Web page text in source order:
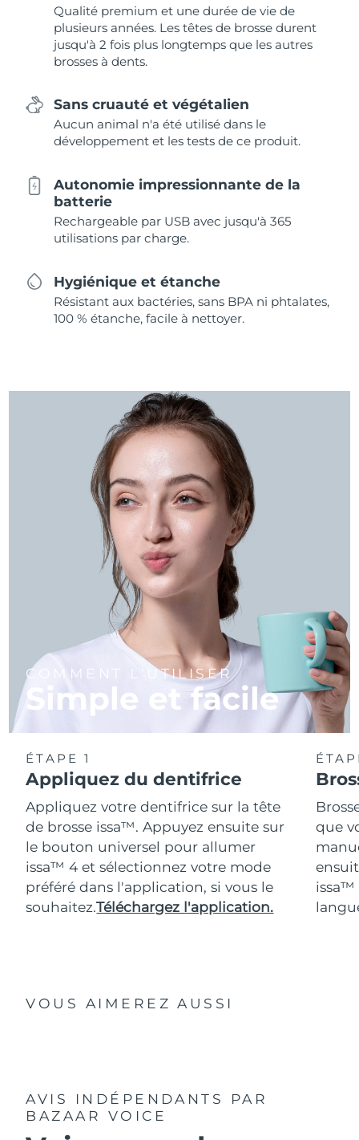
Qualité premium et une durée de vie de
plusieurs années. Les têtes de brosse durent
jusqu'à 2 fois plus longtemps que les autres
brosses à dents.
Sans cruauté et végétalien
Aucun animal n'a été utilisé dans le
développement et les tests de ce produit.
Autonomie impressionnante de la
batterie
Rechargeable par USB avec jusqu'à 365
utilisations par charge.
Hygiénique et étanche
Résistant aux bactéries, sans BPA ni phtalates,
100 % étanche, facile à nettoyer.
COMMENT L'UTILISER
Simple et facile
ÉTAPE 1
Appliquez du dentifrice
Appliquez votre dentifrice sur la tête
de brosse issa™. Appuyez ensuite sur
le bouton universel pour allumer
issa™ 4 et sélectionnez votre mode
préféré dans l'application, si vous le
souhaitez.Téléchargez l'application.
que
issa™
VOUS AIMEREZ AUSSI
AVIS INDÉPENDANTS
PAR
BAZAAR VOICE